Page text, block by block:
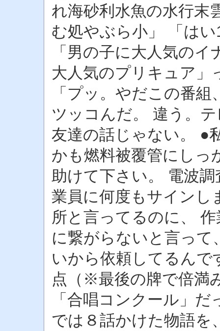
れ海砂利水魚の水行末
む処やぶら小」 「は
「男の子に大人気の
大人気のプリキュア」
「プッ。やだこの番
ツッコんだ。 違う。
友達の話じゃない。
かも燃料被覆管にしっ
助けて下さい。 電波
業員に何度もサインし
所と言ってるのに、
に繋がらないと言って
いから依頼してるんで
点（※最後の牌で倍満
「合唱コンクール」
では８話かけた物語を